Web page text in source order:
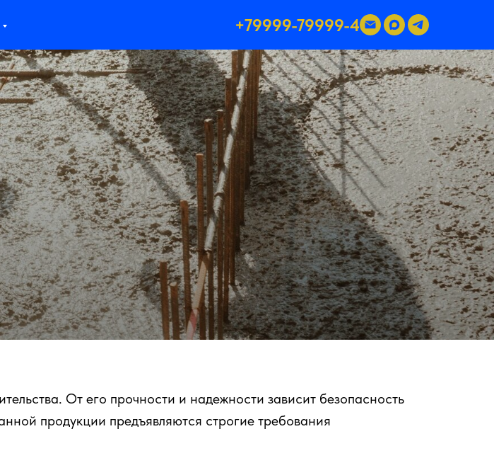
+79999-79999-4
От его прочности и надежности зависит безопасность
продукции предъявляются строгие требования